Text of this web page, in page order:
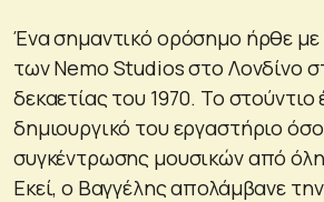
Ένα σημαντικό ορόσημο ήρθε με
των Nemo Studios στο Λονδίνο
δεκαετίας του 1970. Το στούντιο
δημιουργικό του εργαστήριο
συγκέντρωσης μουσικών από
Εκεί, ο Βαγγέλης απολάμβανε